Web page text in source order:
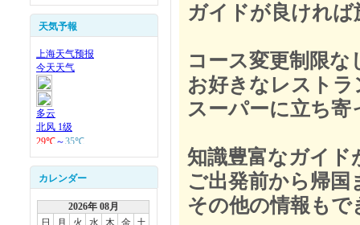
天気予報
カレンダー
2026年 08月
日
月 火 水 木 金 土
ガイドが良けれ
コース変更制限な
お好きなレスト
スーパーに立ち
知識豊富なガイド
ご出発前から帰
その他の情報も